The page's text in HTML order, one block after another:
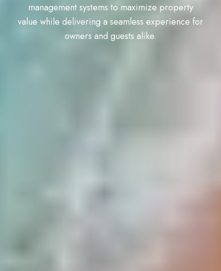
management systems to maximize property
value while delivering a seamless experience for
owners and guests alike.